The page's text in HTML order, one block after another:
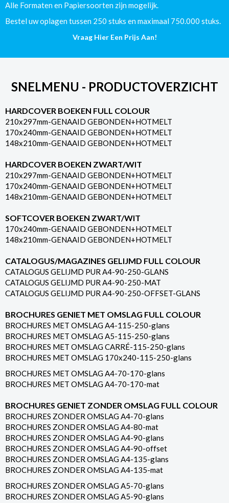
8
Pagina's
Alle Formaten en Papiersoorten zijn mogelijk.
Bestel uw oplagen tussen 250 stuks en maximaal 750.000 stuks.
Vraag Hier Een Prijs Aan!
SNELMENU - PRODUCTOVERZICHT
HARDCOVER BOEKEN FULL COLOUR
210x297mm-GENAAID GEBONDEN+HOTMELT
170x240mm-GENAAID GEBONDEN+HOTMELT
148x210mm-GENAAID GEBONDEN+HOTMELT
HARDCOVER BOEKEN ZWART/WIT
210x297mm-GENAAID GEBONDEN+HOTMELT
170x240mm-GENAAID GEBONDEN+HOTMELT
148x210mm-GENAAID GEBONDEN+HOTMELT
SOFTCOVER BOEKEN ZWART/WIT
170x240mm-GENAAID GEBONDEN+HOTMELT
148x210mm-GENAAID GEBONDEN+HOTMELT
CATALOGUS/MAGAZINES GELIJMD FULL COLOUR
CATALOGUS GELIJMD PUR A4-90-250-GLANS
CATALOGUS GELIJMD PUR A4-90-250-MAT
CATALOGUS GELIJMD PUR A4-90-250-OFFSET-GLANS
BROCHURES GENIET MET OMSLAG FULL COLOUR
BROCHURES MET OMSLAG A4-115-250-glans
BROCHURES MET OMSLAG A5-115-250-glans
BROCHURES MET OMSLAG CARRÉ-115-250-glans
BROCHURES MET OMSLAG 170x240-115-250-glans
BROCHURES MET OMSLAG A4-70-170-glans
BROCHURES MET OMSLAG A4-70-170-mat
BROCHURES GENIET ZONDER OMSLAG FULL COLOUR
BROCHURES ZONDER OMSLAG A4-70-glans
BROCHURES ZONDER OMSLAG A4-80-mat
BROCHURES ZONDER OMSLAG A4-90-glans
BROCHURES ZONDER OMSLAG A4-90-offset
BROCHURES ZONDER OMSLAG A4-135-glans
BROCHURES ZONDER OMSLAG A4-135-mat
BROCHURES ZONDER OMSLAG A5-70-glans
BROCHURES ZONDER OMSLAG A5-90-glans